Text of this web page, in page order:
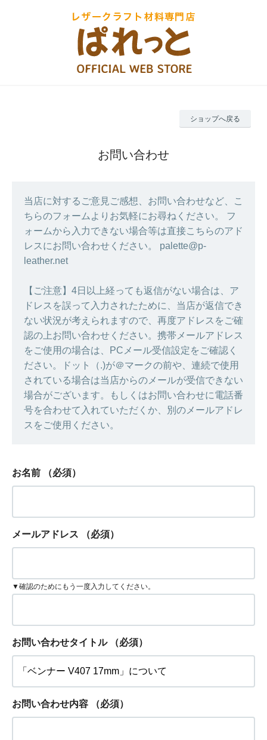
ショップへ戻る
お問い合わせ
当店に対するご意見ご感想、お問い合わせなど、こ
ちらのフォームよりお気軽にお尋ねください。 フ
ォームから入力できない場合等は直接こちらのアド
レスにお問い合わせください。 palette@p-
leather.net
【ご注意】4日以上経っても返信がない場合は、ア
ドレスを誤って入力されたために、当店が返信でき
ない状況が考えられますので、再度アドレスをご確
認の上お問い合わせください。携帯メールアドレス
をご使用の場合は、PCメール受信設定をご確認く
ださい。ドット（.)が＠マークの前や、連続で使用
されている場合は当店からのメールが受信できない
場合がございます。もしくはお問い合わせに電話番
号を合わせて入れていただくか、別のメールアドレ
スをご使用ください。
お名前 （必須）
メールアドレス （必須）
▼確認のためにもう一度入力してください。
お問い合わせタイトル （必須）
お問い合わせ内容 （必須）